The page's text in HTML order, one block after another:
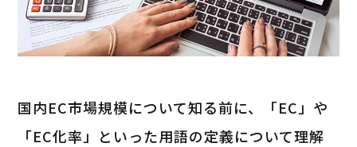
国内EC市場規模について知る前に、「EC」や
「EC化率」といった用語の定義について理解